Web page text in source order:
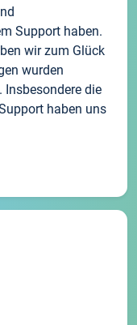
Support haben.
wir zum Glück
wurden
die
haben uns